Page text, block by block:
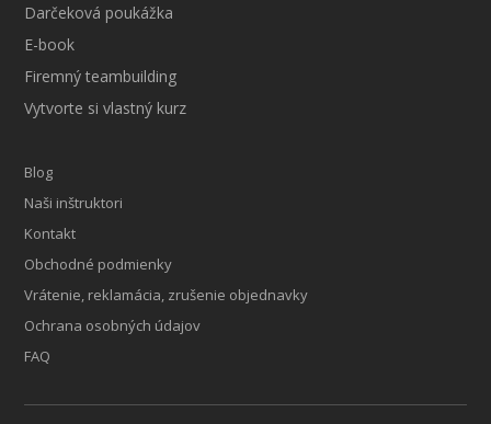
Darčeková poukážka
E-book
Firemný teambuilding
Vytvorte si vlastný kurz
Blog
Naši inštruktori
Kontakt
Obchodné podmienky
Vrátenie, reklamácia, zrušenie objednavky
Ochrana osobných údajov
FAQ